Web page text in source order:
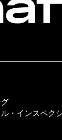
・インスペク